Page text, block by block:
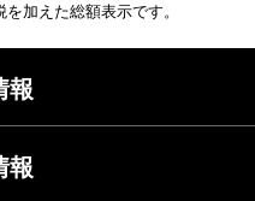
加えた総額表示です。
報
報